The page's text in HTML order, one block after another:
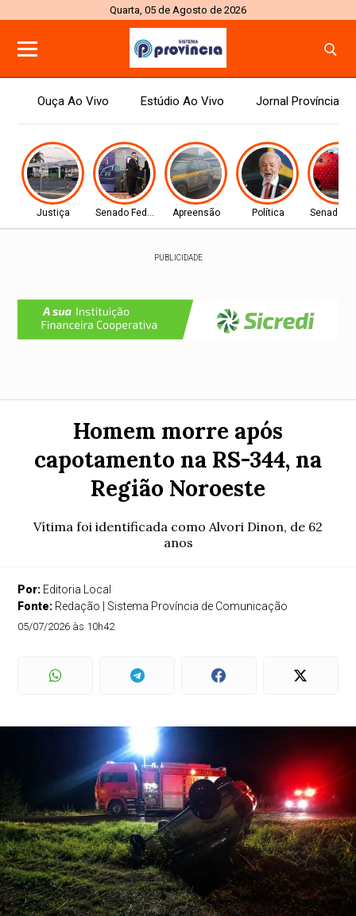
Quarta, 05 de Agosto de 2026
Ouça Ao Vivo Estúdio Ao Vivo Jornal Província
Justiça Senado Federal Apreensão Política Senado
PUBLICIDADE
Homem morre após
capotamento na RS-344, na
Região Noroeste
Vítima foi identificada como Alvori Dinon, de 62
anos
Por: Editoria Local
Fonte: Redação | Sistema Província de Comunicação
05/07/2026 às 10h42